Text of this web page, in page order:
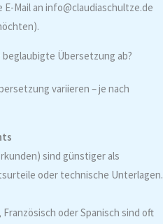
Mail an info@claudiaschultze.de
Übersetzung ab?
variieren – je nach
sind günstiger als
oder technische Unterlagen.
oder Spanisch sind oft